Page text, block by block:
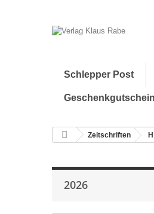
Schlepper Post
Zeitschriften
2026